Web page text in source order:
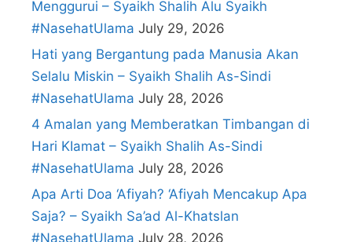
Menggurui – Syaikh Shalih Alu Syaikh
#NasehatUlama July 29, 2026
Hati yang Bergantung pada Manusia Akan
Selalu Miskin – Syaikh Shalih As-Sindi
#NasehatUlama July 28, 2026
4 Amalan yang Memberatkan Timbangan di
Hari KIamat – Syaikh Shalih As-Sindi
#NasehatUlama July 28, 2026
Apa Arti Doa ‘Afiyah? ‘Afiyah Mencakup Apa
Saja? – Syaikh Sa’ad Al-Khatslan
#NasehatUlama July 28, 2026